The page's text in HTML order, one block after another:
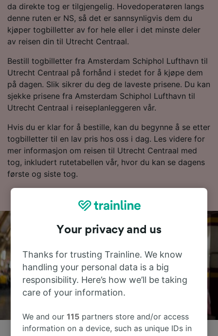
da direkte tog er tilgjengelig. Hovedoperatøren langs
denne ruten er NS, så det er sannsynligvis dem du
kjøper togbilletter av for hele eller i det minste deler
av reisen din til Utrecht Centraal.
Bestill togbilletter fra Amsterdam Schiphol Lufthavn til
Utrecht Centraal på forhånd i stedet for å kjøpe dem
på dagen. Slik sikrer du deg de laveste prisene. Du kan
sjekke prisene fra Amsterdam Schiphol Lufthavn til
Utrecht Centraal i reiseplanleggeren vår.
Hvis du er klar for å bestille, kan du begynne å se etter
togbilletter til en lav pris hos oss i dag. Les videre for
mer informasjon om reisen til Utrecht Centraal med
tog, inkludert rutetabellen vår, hvor du kan se dagens
første og siste tog.
Your privacy and us
Thanks for trusting Trainline. We know
handling your personal data is a big
responsibility. Here’s how we’ll be taking
care of your information.
We and our115 partners store and/or access
information on a device, such as unique IDs in